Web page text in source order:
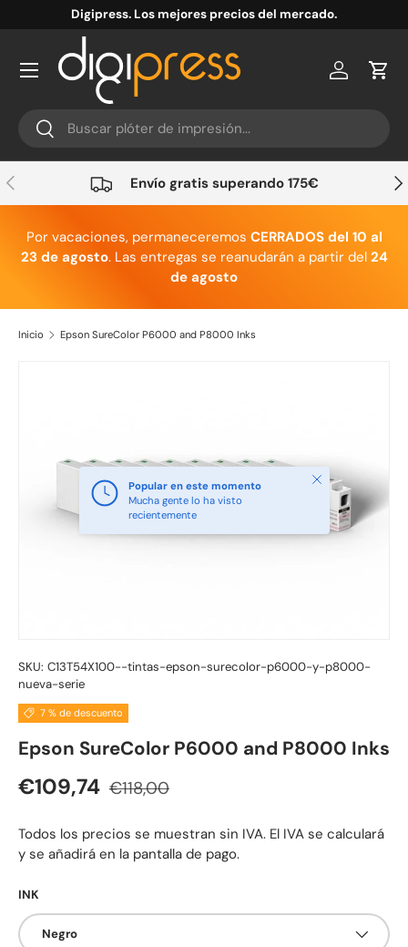
Ir al contenido
Digipress. Los mejores precios del mercado.
Buscar
Buscar
Cuenta
Anterior Envío gratis superando 175€
Por vacaciones, permaneceremos CERRADOS del 10 al
23 de agosto. Las entregas se reanudarán a partir del 24
de agosto
Inicio Epson SureColor P6000 and P8000 Inks
Popular en este momento
Mucha gente lo ha visto
recientemente
Cerrar
SKU: C13T54X100--tintas-epson-surecolor-p6000-y-p8000-
nueva-serie
7 % de descuento
Epson SureColor P6000 and P8000 Inks
Precio de venta
€109,74 Precio normal
€118,00
Todos los precios se muestran sin IVA. El IVA se calculará
y se añadirá en la pantalla de pago.
INK
Negro